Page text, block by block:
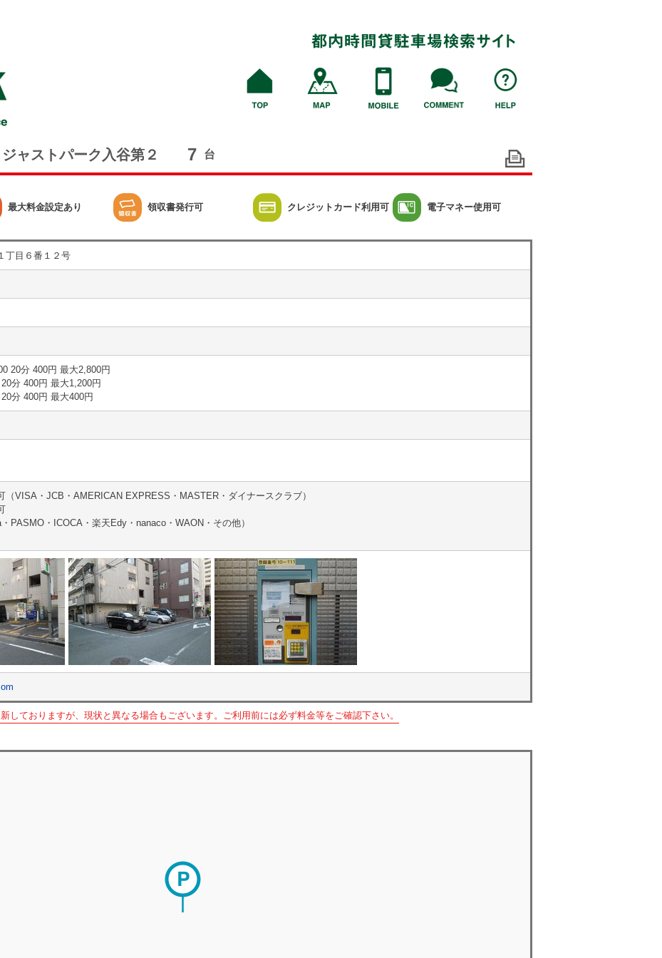
ジャストパーク入谷第２ 7 台
最大料金設定あり 領収書発行可 クレジットカード利用可 電子マネー使用可
丁目６番１２号
20分 400円 最大2,800円
分 400円 最大1,200円
分 400円 最大400円
（VISA・JCB・AMERICAN EXPRESS・MASTER・ダイナースクラブ）
PASMO・ICOCA・楽天Edy・nanaco・WAON・その他）
しておりますが、現状と異なる場合もございます。ご利用前には必ず料金等をご確認下さい。